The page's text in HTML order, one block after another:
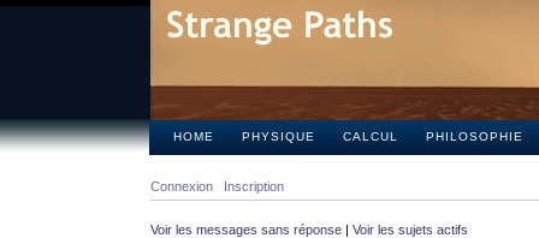
HOME PHYSIQUE CALCUL PHILOSOPHIE
Connexion Inscription
Voir les messages sans réponse | Voir les sujets actifs